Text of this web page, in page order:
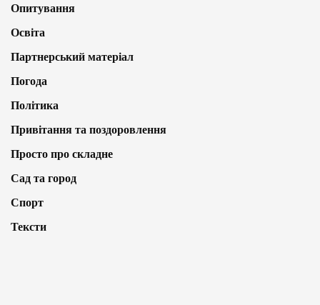
Опитування
Освіта
Партнерський матеріал
Погода
Політика
Привітання та поздоровлення
Просто про складне
Сад та город
Спорт
Тексти